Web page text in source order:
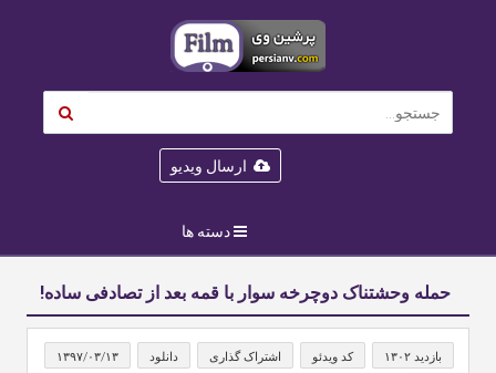
ارسال ویدیو
دسته ها
حمله وحشتناک دوچرخه‌ سوار با قمه بعد از تصادفی ساده!
بازدید ۱۳۰۲ کد ویدئو اشتراک گذاری دانلود ۱۳۹۷/۰۳/۱۳